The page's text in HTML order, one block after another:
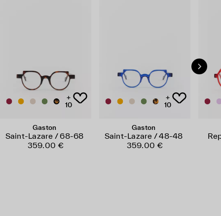
+
10
Gaston
Saint-Lazare / 68-68
359.00 €
+
10
Gaston
Saint-Lazare / 48-48
359.00 €